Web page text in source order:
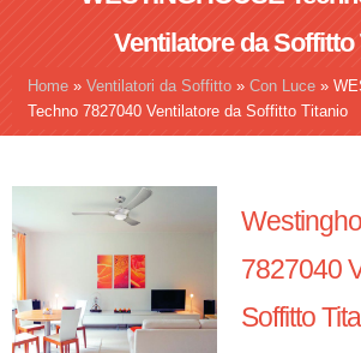
Ventilatore da Soffitto
Tu sei qui
Home » Ventilatori da Soffitto » Con Luce »
Techno 7827040 Ventilatore da Soffitto Titanio
7827040
Soffitto